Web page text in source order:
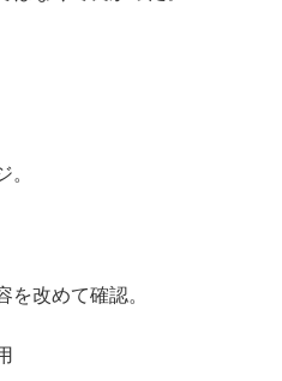
。
を改めて確認。